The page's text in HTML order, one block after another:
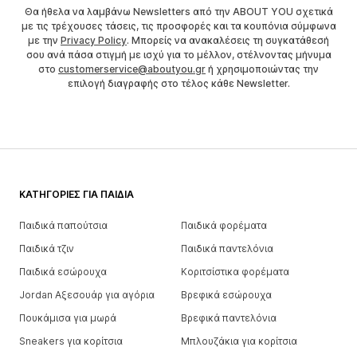
Θα ήθελα να λαμβάνω Newsletters από την ABOUT YOU σχετικά
με τις τρέχουσες τάσεις, τις προσφορές και τα κουπόνια σύμφωνα
με την Privacy Policy. Μπορείς να ανακαλέσεις τη συγκατάθεσή
σου ανά πάσα στιγμή με ισχύ για το μέλλον, στέλνοντας μήνυμα
στο customerservice@aboutyou.gr ή χρησιμοποιώντας την
επιλογή διαγραφής στο τέλος κάθε Newsletter.
ΚΑΤΗΓΟΡΊΕΣ ΓΙΑ ΠΑΙΔΙΆ
Παιδικά παπούτσια
Παιδικά φορέματα
Παιδικά τζιν
Παιδικά παντελόνια
Παιδικά εσώρουχα
Κοριτσίστικα φορέματα
Jordan Αξεσουάρ για αγόρια
Βρεφικά εσώρουχα
Πουκάμισα για μωρά
Βρεφικά παντελόνια
Sneakers για κορίτσια
Μπλουζάκια για κορίτσια